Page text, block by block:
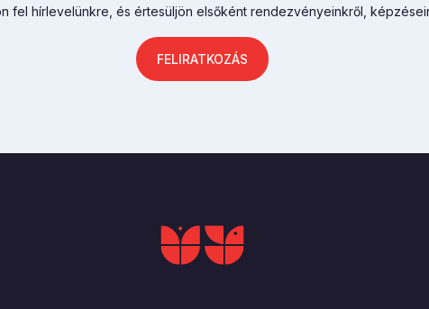
fel hírlevelünkre, és értesüljön elsőként rendezvényeinkről,
FELIRATKOZÁS